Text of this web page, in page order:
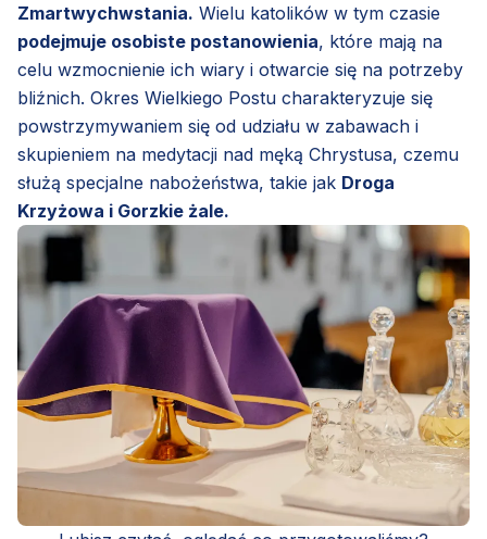
Zmartwychwstania. Wielu katolików w tym czasie
podejmuje osobiste postanowienia, które mają na
celu wzmocnienie ich wiary i otwarcie się na potrzeby
bliźnich. Okres Wielkiego Postu charakteryzuje się
powstrzymywaniem się od udziału w zabawach i
skupieniem na medytacji nad męką Chrystusa, czemu
służą specjalne nabożeństwa, takie jak Droga
Krzyżowa i Gorzkie żale.